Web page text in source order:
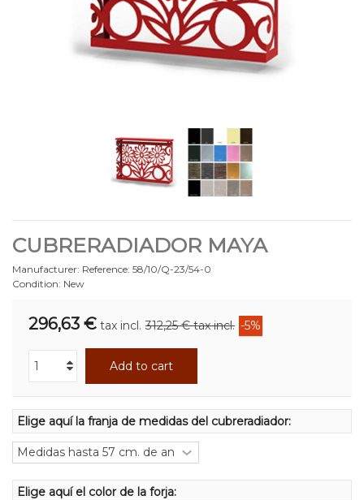
CUBRERADIADOR MAYA
Manufacturer: Reference: 58/10/Q-23/54-0
Condition: New
296,63 € tax incl. 312,25 €tax incl. -5%
Add to cart
Elige aquí el color de la forja:
Elige aquí la franja de medidas del cubreradiador: